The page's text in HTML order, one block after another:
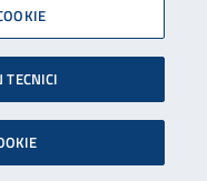
n. 633
una delle ultime
n. 128
("opere
TECNICI